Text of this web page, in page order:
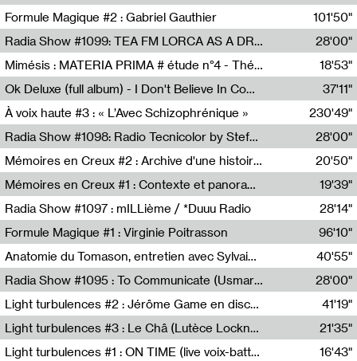
radio x
Formule Magique #2 : Gabriel Gauthier
Nathalie Lacroix,Gabriel Gauthier
101'50"
Radia Show #1099: TEA FM LORCA AS A DREAM
TEAFM
28'00"
Mimésis : MATERIA PRIMA # étude n°4 - Théâtre de l’Aquarium
Francesco Russo,Scuola della Crisi
18'53"
Ok Deluxe (full album) - I Don't Believe In Computing
37'11"
À voix haute #3 : « L’Avec Schizophrénique »
230'49"
Radia Show #1098: Radio Tecnicolor by Stefan Nussbaumer & Georg Zichy (Radio Orange 94.0)
Radio Orange 94.0
28'00"
Mémoires en Creux #2 : Archive d'une histoire artistique
Sophie Auger-Grappin
20'50"
Mémoires en Creux #1 : Contexte et panorama
Sophie Auger-Grappin
19'39"
Radia Show #1097 : mILLième / *Duuu Radio
28'14"
Formule Magique #1 : Virginie Poitrasson
Nathalie Lacroix,Virginie Poitrasson
96'10"
Anatomie du Tomason, entretien avec Sylvain Cardonnel
Loraine Baud,Sylvain Cardonnel
40'55"
Radia Show #1095 : To Communicate (Usmaradio)
Usmaradio
28'00"
Light turbulences #2 : Jérôme Game en discussion avec Thomas Corlin
41'19"
Light turbulences #3 : Le Châ (Lutèce Lockness)
Lutèce Lockness
21'35"
Light turbulences #1 : ON TIME (live voix-batterie) avec Jérôme Game & Jean-Michel Espitallier
16'43"